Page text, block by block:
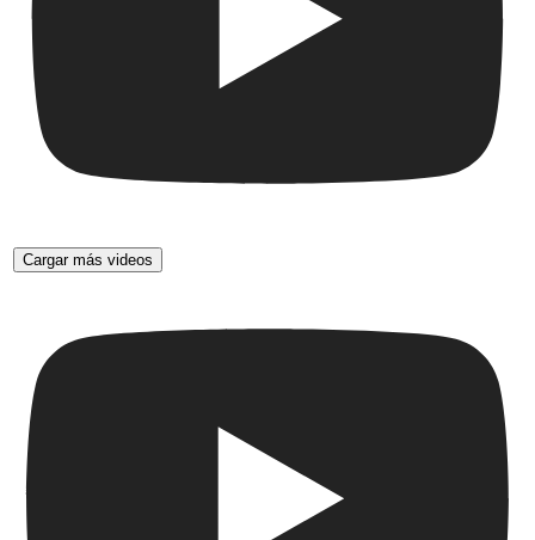
Cargar más videos